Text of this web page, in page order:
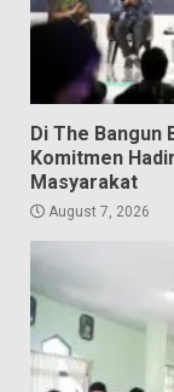
Di The Bangun
Komitmen
Masyarakat
August 7, 2026